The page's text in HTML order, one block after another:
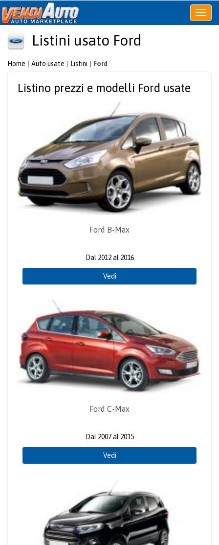
Apri
o
Listini usato Ford
Home Auto usate Listini Ford
Listino prezzi e modelli Ford usate
Ford B-Max
Dal 2012 al 2016
Vedi
Ford C-Max
Dal 2007 al 2015
Vedi